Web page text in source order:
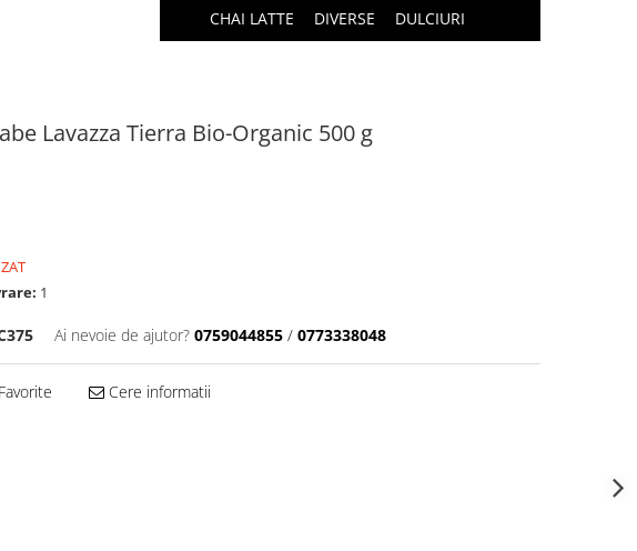
CHAI LATTE DIVERSE DULCIURI
Lavazza Tierra Bio-Organic 500 g
1
Ai nevoie de ajutor? 0759044855 / 0773338048
Cere informatii